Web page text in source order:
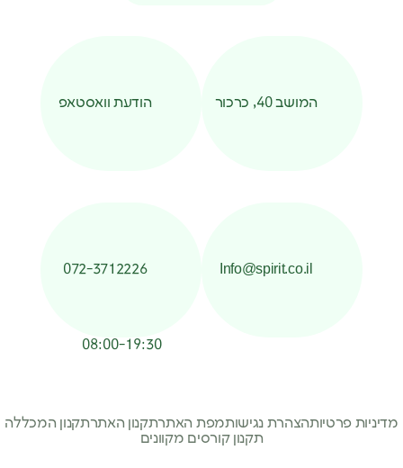
המושב 40, כרכור הודעת וואסטאפ
Info@spirit.co.il
072-3712226
08:00-19:30
מדיניות פרטיותהצהרת נגישותמפת האתרתקנון האתרתקנון המכללה
תקנון קורסים מקוונים